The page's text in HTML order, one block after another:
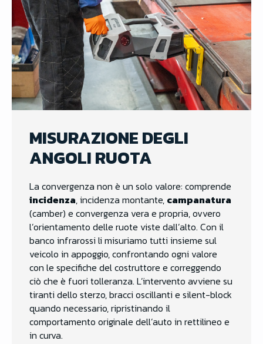
MISURAZIONE DEGLI
ANGOLI RUOTA
La convergenza non è un solo valore: comprende
incidenza, incidenza montante, campanatura
(camber) e convergenza vera e propria, ovvero
l’orientamento delle ruote viste dall’alto. Con il
banco infrarossi li misuriamo tutti insieme sul
veicolo in appoggio, confrontando ogni valore
con le specifiche del costruttore e correggendo
ciò che è fuori tolleranza. L’intervento avviene su
tiranti dello sterzo, bracci oscillanti e silent-block
quando necessario, ripristinando il
comportamento originale dell’auto in rettilineo e
in curva.